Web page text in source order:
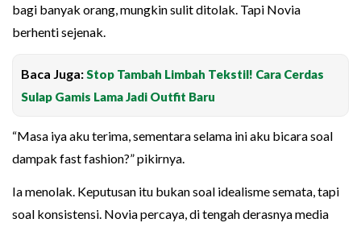
bagi banyak orang, mungkin sulit ditolak. Tapi Novia
berhenti sejenak.
Baca Juga:Stop Tambah Limbah Tekstil! Cara Cerdas
Sulap Gamis Lama Jadi Outfit Baru
“Masa iya aku terima, sementara selama ini aku bicara soal
dampak fast fashion?” pikirnya.
Ia menolak. Keputusan itu bukan soal idealisme semata, tapi
soal konsistensi. Novia percaya, di tengah derasnya media